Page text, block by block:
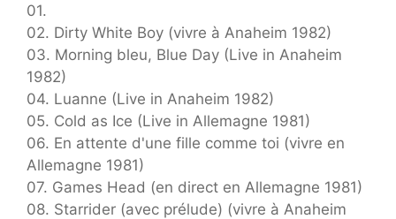
01.
02. Dirty White Boy (vivre à Anaheim 1982)
03. Morning bleu, Blue Day (Live in Anaheim
1982)
04. Luanne (Live in Anaheim 1982)
05. Cold as Ice (Live in Allemagne 1981)
06. En attente d'une fille comme toi (vivre en
Allemagne 1981)
07. Games Head (en direct en Allemagne 1981)
08. Starrider (avec prélude) (vivre à Anaheim